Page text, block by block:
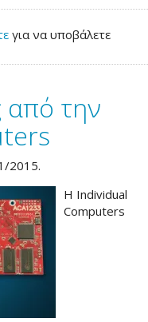
για να υποβάλετε
από την
2015.
Η Individual
Computers